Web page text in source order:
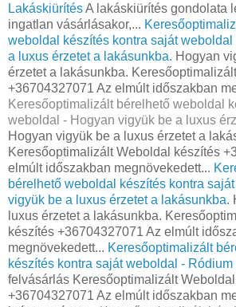
LakáskiürítésA lakáskiürítés gondolata
ingatlan vásárlásakor,...
weboldal készítés kontra saját
a luxus érzetet a lakásunkba. Hogyan
érzetet a lakásunkba.
+36704327071 Az elmúlt időszakban
Keresőoptimalizált bérelhető weboldal
weboldal - Hogyan vigyük be a luxus
Hogyan vigyük be a luxus érzetet a
Keresőoptimalizált Weboldal készítés
elmúlt időszakban megnövekedett...
bérelhető weboldal készítés kontra
vigyük be a luxus érzetet a lakásunkba.
luxus érzetet a lakásunkba.
készítés +36704327071 Az elmúlt
megnövekedett... Keresőoptimalizált
készítés kontra saját weboldal -
felvásárlás Keresőoptimalizált
+36704327071 Az elmúlt időszakban